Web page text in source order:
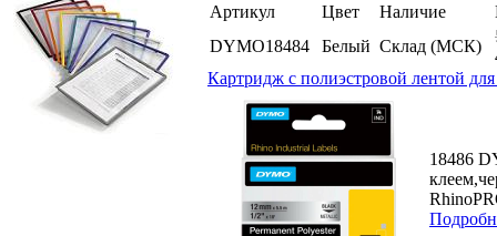
Артикул Цвет Наличие
DYMO18484
Белый Склад (МСК)
Картридж c полиэстровой лентой
18486